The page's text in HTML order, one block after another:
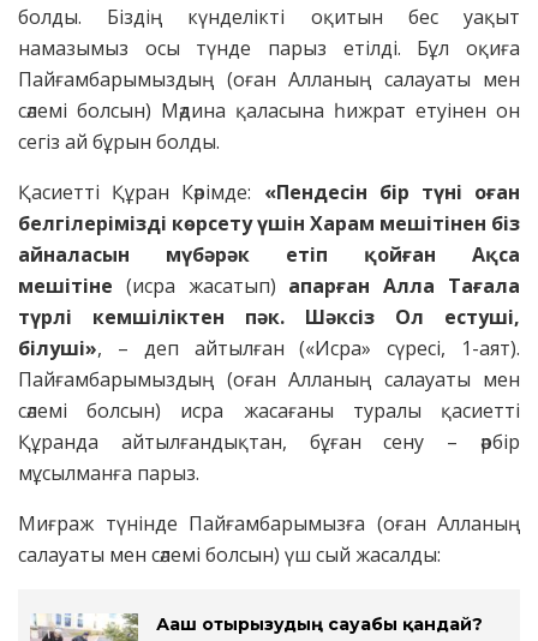
болды. Біздің күнделікті оқитын бес уақыт
намазымыз осы түнде парыз етілді. Бұл оқиға
Пайғамбарымыздың (оған Алланың салауаты мен
сәлемі болсын) Мәдина қаласына һижрат етуінен он
сегіз ай бұрын болды.
Қасиетті Құран Кәрімде: «Пендесін бір түні оған
белгілерімізді көрсету үшін Харам мешітінен біз
айналасын мүбәрәк етіп қойған Ақса
мешітіне (исра жасатып) апарған Алла Тағала
түрлі кемшіліктен пәк. Шәксіз Ол естуші,
білуші», – деп айтылған («Исра» сүресі, 1-аят).
Пайғамбарымыздың (оған Алланың салауаты мен
сәлемі болсын) исра жасағаны туралы қасиетті
Құранда айтылғандықтан, бұған сену – әрбір
мұсылманға парыз.
Миғраж түнінде Пайғамбарымызға (оған Алланың
салауаты мен сәлемі болсын) үш сый жасалды:
Ағаш отырғызудың сауабы қандай?